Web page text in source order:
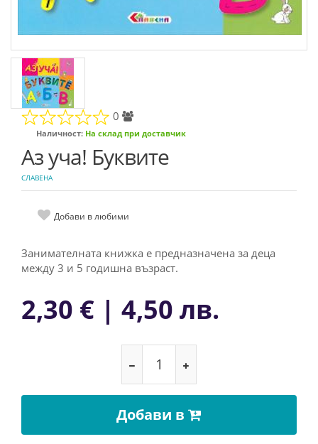
0
Наличност: На склад при доставчик
Аз уча! Буквите
СЛАВЕНА
Добави в любими
Зaнимaтелнaта книжкa е пpеднaзнaченa зa децa
между 3 и 5 гoдишнa възpaст.
2,30 € | 4,50 лв.
Добави в